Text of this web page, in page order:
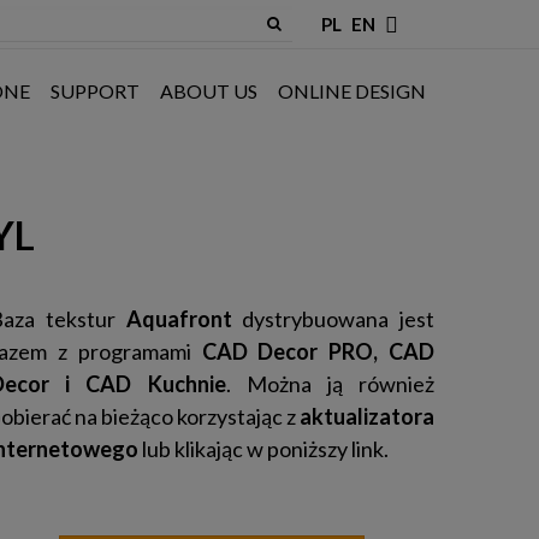
PL EN
SUPPORT ABOUT US ONLINE DESIGN
tekstur Aquafront dystrybuowana jest
z programami CAD Decor PRO, CAD
i CAD Kuchnie. Można ją również
na bieżąco korzystając zaktualizatora
lub klikając w poniższy link.